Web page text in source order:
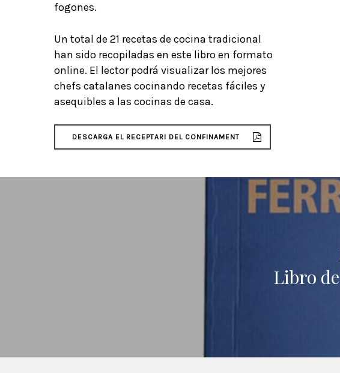
fogones.
Un total de 21 recetas de cocina tradicional
han sido recopiladas en este libro en formato
online. El lector podrá visualizar los mejores
chefs catalanes cocinando recetas fáciles y
asequibles a las cocinas de casa.
DESCARGA EL RECEPTARI DEL CONFINAMENT
Libro